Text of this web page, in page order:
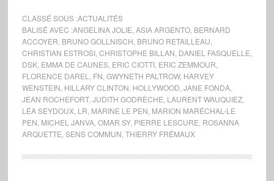
CLASSÉ SOUS :ACTUALITÉS
BALISÉ AVEC :ANGELINA JOLIE ASIA ARGENTO, BERNARD
ACCOYER BRUNO GOLLNISCH BRUNO RETAILLEAU
CHRISTIAN ESTROSI, CHRISTOPHE BILLAN DANIEL FASQUELLE
DSK, EMMA DE CAUNES, ERIC CIOTTI, ERIC ZEMMOUR
FLORENCE DAREL
FN GWYNETH PALTROW, HARVEY
WENSTEIN HILLARY CLINTON HOLLYWOOD JANE FONDA,
JEAN ROCHEFORT, JUDITH GODRÈCHE LAURENT WAUQUIEZ,
LÉA SEYDOUX, LR MARINE LE PEN MARION MARÉCHAL-LE
PEN MICHEL JANVA, OMAR SY, PIERRE LESCURE ROSANNA
ARQUETTE SENS COMMUN THIERRY FRÉMAUX